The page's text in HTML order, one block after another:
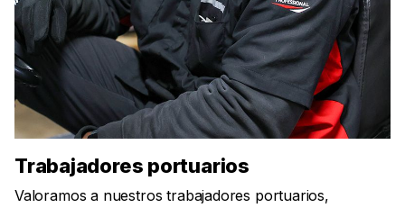
Trabajadores portuarios
Valoramos a nuestros trabajadores portuarios,